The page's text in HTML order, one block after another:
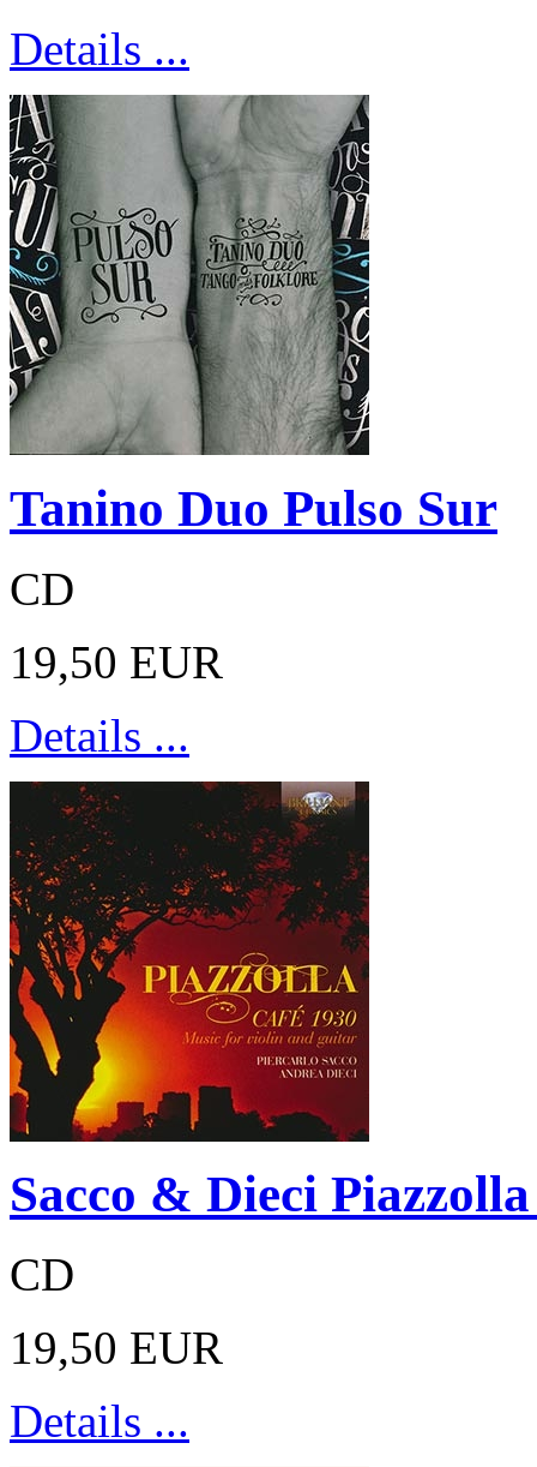
Details ...
Tanino Duo Pulso Sur
CD
19,50 EUR
Details ...
Sacco & Dieci
CD
19,50 EUR
Details ...